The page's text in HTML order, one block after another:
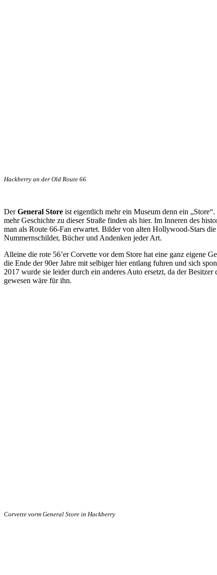
Hackberry an der Old Route 66
DerGeneral Store ist eigentlich mehr ein Museum denn ein
mehr Geschichte zu dieser Straße finden als hier. Im Inneren des
man als Route 66-Fan erwartet. Bilder von alten Hollywood-Stars
Nummernschilder, Bücher und Andenken jeder Art.
Alleine die rote 56’er Corvette vor dem Store hat eine ganz eigene
die Ende der 90er Jahre mit selbiger hier entlang fuhren und sich
2017 wurde sie leider durch ein anderes Auto ersetzt, da der
gewesen wäre für ihn.
Corvette vorm General Store in Hackberry